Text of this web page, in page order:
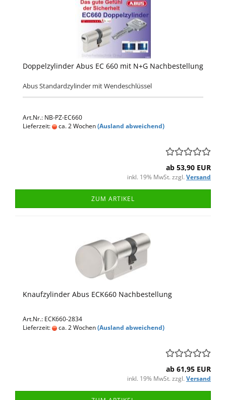
Doppelzylinder Abus EC 660 mit N+G Nachbestellung
Abus Standardzylinder mit Wendeschlüssel
Art.Nr.: NB-PZ-EC660
Lieferzeit:
ca. 2 Wochen(Ausland abweichend)
ab 53,90 EUR
inkl. 19% MwSt. zzgl. Versand
ZUM ARTIKEL
Knaufzylinder Abus ECK660 Nachbestellung
Art.Nr.: ECK660-2834
Lieferzeit:
ca. 2 Wochen(Ausland abweichend)
ab 61,95 EUR
inkl. 19% MwSt. zzgl. Versand